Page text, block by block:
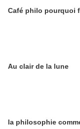
Café philo pourquoi
Au clair de la lune
la philosophie